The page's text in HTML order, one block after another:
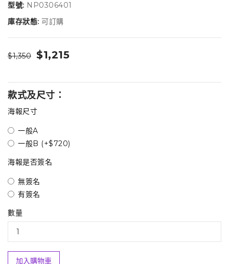
型號: NP0306401
庫存狀態: 可訂購
$1,350 $1,215
款式及尺寸：
海報尺寸
一般A
一般B (+$720)
海報是否簽名
無簽名
有簽名
數量
加入購物車